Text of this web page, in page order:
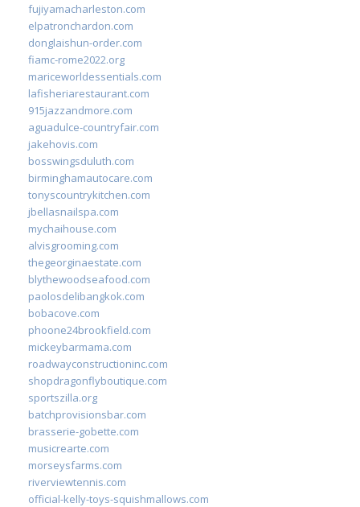
fujiyamacharleston.com
elpatronchardon.com
donglaishun-order.com
fiamc-rome2022.org
mariceworldessentials.com
lafisheriarestaurant.com
915jazzandmore.com
aguadulce-countryfair.com
jakehovis.com
bosswingsduluth.com
birminghamautocare.com
tonyscountrykitchen.com
jbellasnailspa.com
mychaihouse.com
alvisgrooming.com
thegeorginaestate.com
blythewoodseafood.com
paolosdelibangkok.com
bobacove.com
phoone24brookfield.com
mickeybarmama.com
roadwayconstructioninc.com
shopdragonflyboutique.com
sportszilla.org
batchprovisionsbar.com
brasserie-gobette.com
musicrearte.com
morseysfarms.com
riverviewtennis.com
official-kelly-toys-squishmallows.com